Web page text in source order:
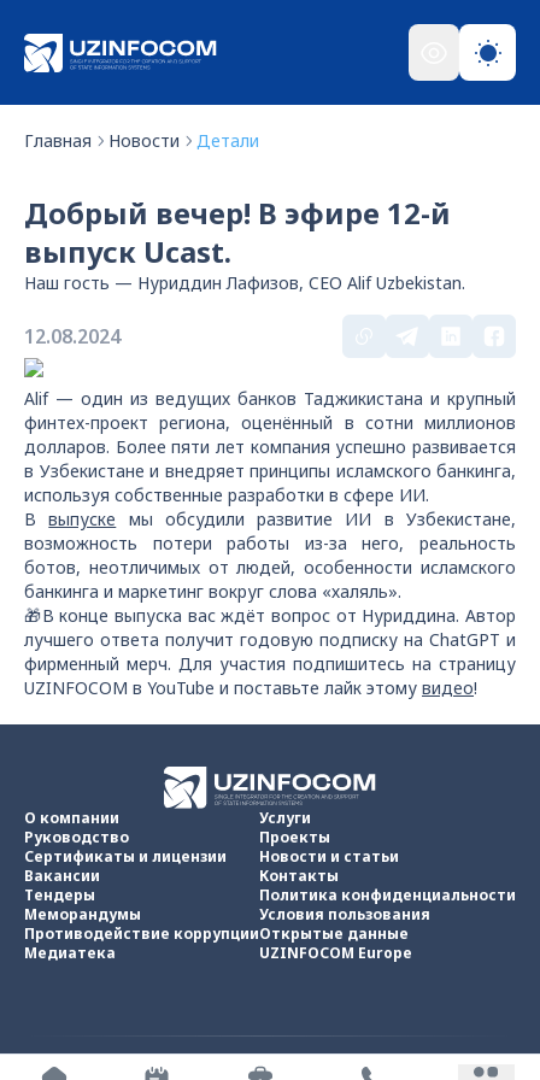
Главная Новости Детали
Добрый вечер! В эфире 12-й
выпуск Ucast.
Наш гость — Нуриддин Лафизов, CEO Alif Uzbekistan.
12.08.2024
Alif — один из ведущих банков Таджикистана и крупный
финтех-проект региона, оценённый в сотни миллионов
долларов. Более пяти лет компания успешно развивается
в Узбекистане и внедряет принципы исламского банкинга,
используя собственные разработки в сфере ИИ.
Ввыпуске мы обсудили развитие ИИ в Узбекистане,
возможность потери работы из-за него, реальность
ботов, неотличимых от людей, особенности исламского
банкинга и маркетинг вокруг слова «халяль».
🎁В конце выпуска вас ждёт вопрос от Нуриддина. Автор
лучшего ответа получит годовую подписку на ChatGPT и
фирменный мерч. Для участия подпишитесь на страницу
UZINFOCOM в YouTube и поставьте лайк этому видео!
О компании
Руководство
Сертификаты и лицензии
Вакансии
Тендеры
Меморандумы
Противодействие коррупции
Медиатека
Услуги
Проекты
Новости и статьи
Контакты
Политика конфиденциальности
Условия пользования
Открытые данные
UZINFOCOM Europe
UZINFOCOM © 2002 - 2026 Все права защищены